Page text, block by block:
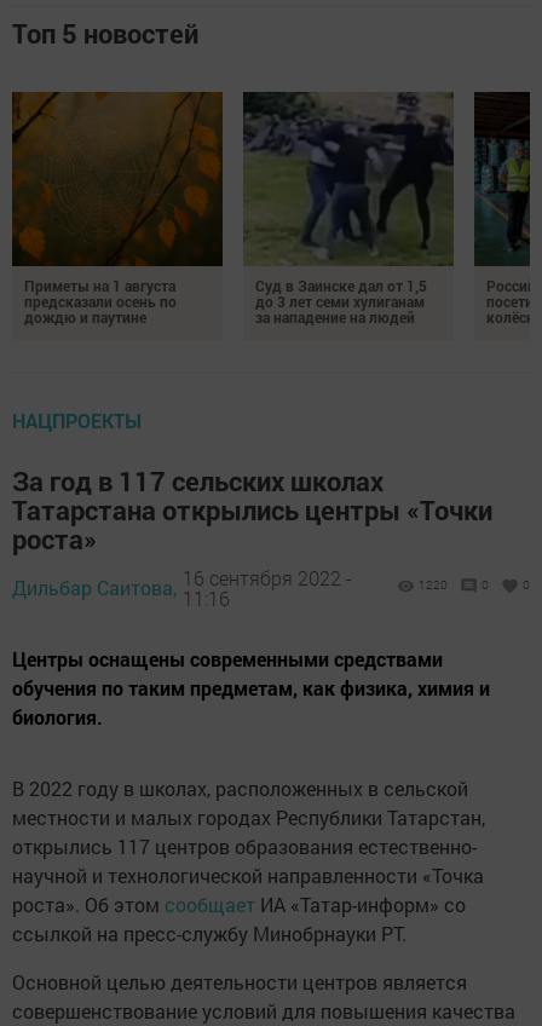
Топ 5 новостей
Приметы на 1 августа
предсказали осень по
дождю и паутине
Суд в Заинске дал от 1,5
до 3 лет семи хулиганам
за нападение на людей
НАЦПРОЕКТЫ
За год в 117 сельских школах
Татарстана открылись центры «Точки
роста»
Дильбар Саитова, 16 сентября 2022 -
11:16
1220 0 0
Центры оснащены современными средствами
обучения по таким предметам, как физика, химия и
биология.
В 2022 году в школах, расположенных в сельской
местности и малых городах Республики Татарстан,
открылись 117 центров образования естественно-
научнoй и технологической направлeнности «Точка
роста». Об этом сообщает ИА «Татар-информ» со
ссылкой на пресс-службу Минобрнауки РТ.
Основной целью деятельности центров является
совершенствование условий для повышения качества